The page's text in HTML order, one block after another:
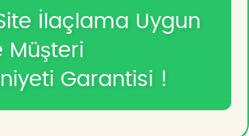
İlaçlama Uygun
Müşteri
Garantisi !